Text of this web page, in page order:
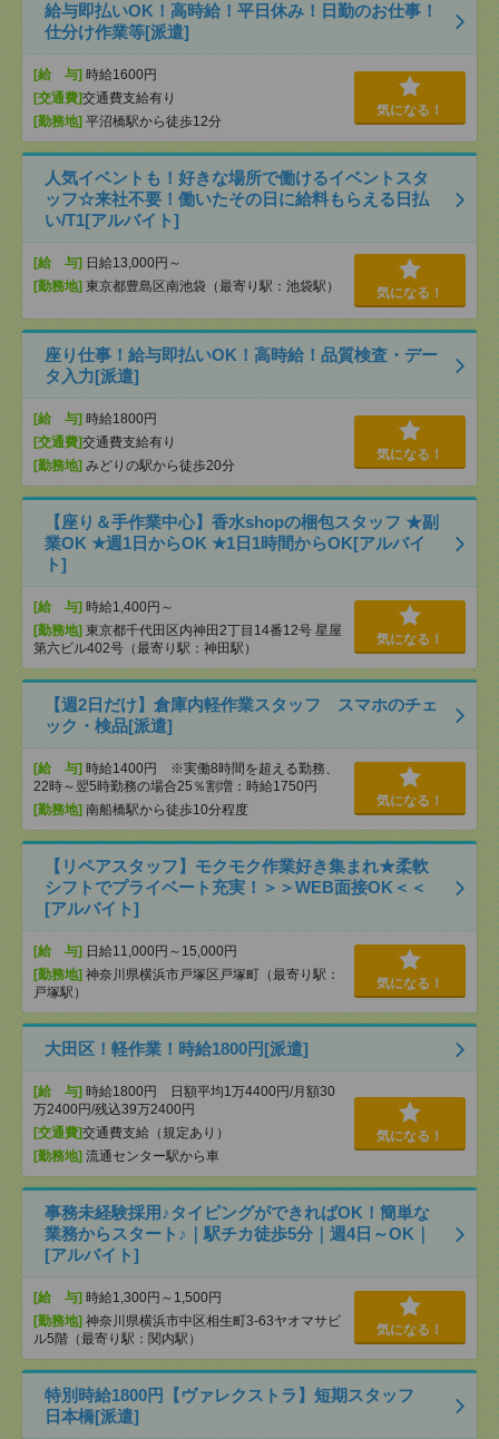
給与即払いOK！高時給！平日休み！日勤のお仕事！
仕分け作業等[派遣]
[給 与] 時給1600円
[交通費]交通費支給有り
[勤務地] 平沼橋駅から徒歩12分
気になる！
人気イベントも！好きな場所で働けるイベントスタ
ッフ☆来社不要！働いたその日に給料もらえる日払
い/T1[アルバイト]
[給 与] 日給13,000円～
[勤務地] 東京都豊島区南池袋（最寄り駅：池袋駅） 気になる！
座り仕事！給与即払いOK！高時給！品質検査・デー
タ入力[派遣]
[給 与] 時給1800円
[交通費]交通費支給有り
[勤務地] みどりの駅から徒歩20分
気になる！
【座り＆手作業中心】香水shopの梱包スタッフ ★副
業OK ★週1日からOK ★1日1時間からOK[アルバイ
ト]
[給 与] 時給1,400円～
[勤務地] 東京都千代田区内神田2丁目14番12号 星屋
第六ビル402号（最寄り駅：神田駅）
気になる！
【週2日だけ】倉庫内軽作業スタッフ スマホのチェ
ック・検品[派遣]
[給 与] 時給1400円 ※実働8時間を超える勤務、
22時～翌5時勤務の場合25％割増：時給1750円
[勤務地] 南船橋駅から徒歩10分程度
気になる！
【リペアスタッフ】モクモク作業好き集まれ★柔軟
シフトでプライベート充実！＞＞WEB面接OK＜＜
[アルバイト]
[給 与] 日給11,000円～15,000円
[勤務地] 神奈川県横浜市戸塚区戸塚町（最寄り駅：
戸塚駅）
気になる！
大田区！軽作業！時給1800円[派遣]
[給 与] 時給1800円 日額平均1万4400円/月額30
万2400円/残込39万2400円
[交通費]交通費支給（規定あり）
[勤務地] 流通センター駅から車
気になる！
事務未経験採用♪タイピングができればOK！簡単な
業務からスタート♪｜駅チカ徒歩5分｜週4日～OK｜
[アルバイト]
[給 与] 時給1,300円～1,500円
[勤務地] 神奈川県横浜市中区相生町3-63ヤオマサビ
ル5階（最寄り駅：関内駅）
気になる！
特別時給1800円【ヴァレクストラ】短期スタッフ
日本橋[派遣]